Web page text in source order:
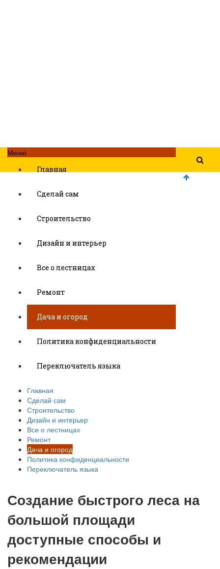
Меню
Главная
Сделай сам
Строительство
Дизайн и интерьер
Все о лестницах
Ремонт
Дача и огород
Политика конфиденциальности
Переключатель языка
Главная
Сделай сам
Строительство
Дизайн и интерьер
Все о лестницах
Ремонт
Дача и огород
Политика конфиденциальности
Переключатель языка
Создание быстрого леса на
большой площади
доступные способы и
рекомендации